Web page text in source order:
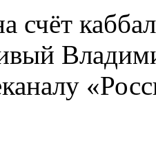
счёт